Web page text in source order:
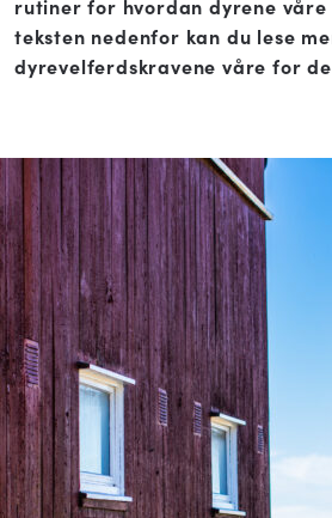
rutiner for hvordan dyrene våre
teksten nedenfor kan du lese
dyrevelferdskravene våre for